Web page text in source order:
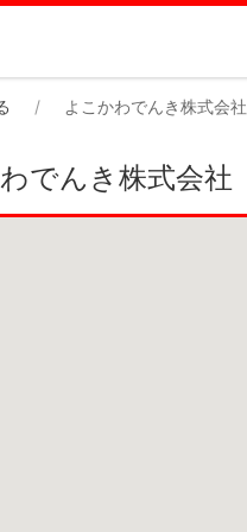
よこかわでんき株式会社
でんき株式会社